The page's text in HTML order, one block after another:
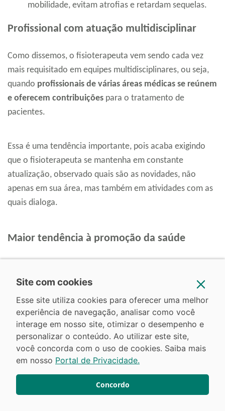
mobilidade, evitam atrofias e retardam sequelas.
Profissional com atuação multidisciplinar
Como dissemos, o fisioterapeuta vem sendo cada vez
mais requisitado em equipes multidisciplinares, ou seja,
quando profissionais de várias áreas médicas se reúnem
e oferecem contribuições para o tratamento de
pacientes.
Essa é uma tendência importante, pois acaba exigindo
que o fisioterapeuta se mantenha em constante
atualização, observado quais são as novidades, não
apenas em sua área, mas também em atividades com as
quais dialoga.
Maior tendência à promoção da saúde
políticas públicas, especialmente para evitar que a
fisioterapeuta também pode exercer um trabalho todo
voltado aatividades que despertem a consciência de
pacientes e clientespara evitar problemas debilitantes
no futuro.
Não à toa, vemos um crescimento grande de áreas como
Site com cookies
Esse site utiliza cookies para oferecer uma melhor
experiência de navegação, analisar como você
interage em nosso site, otimizar o desempenho e
personalizar o conteúdo. Ao utilizar este site,
você concorda com o uso de cookies. Saiba mais
em nosso Portal de Privacidade.
Concordo